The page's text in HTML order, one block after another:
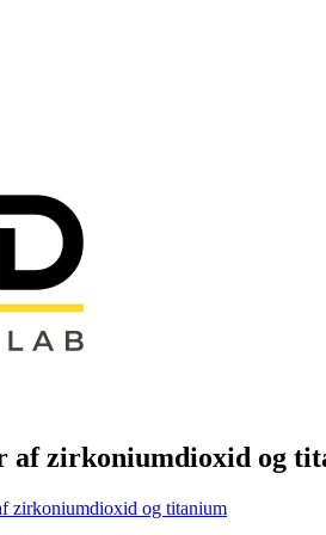
af zirkoniumdioxid og